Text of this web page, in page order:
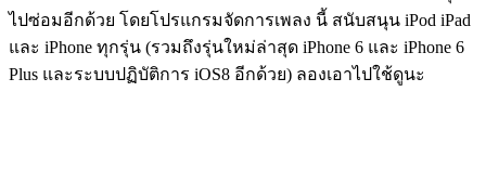
ไปซ่อมอีกด้วย โดยโปรแกรมจัดการเพลง นี้ สนับสนุน iPod iPad
และ iPhone ทุกรุ่น (รวมถึงรุ่นใหม่ล่าสุด iPhone 6 และ iPhone 6
Plus และระบบปฏิบัติการ iOS8 อีกด้วย) ลองเอาไปใช้ดูนะ